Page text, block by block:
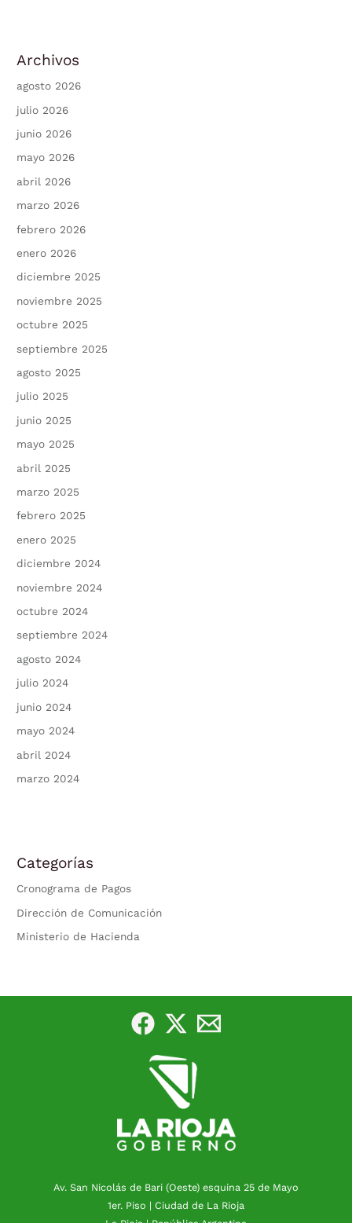
Archivos
agosto 2026
julio 2026
junio 2026
mayo 2026
abril 2026
marzo 2026
febrero 2026
enero 2026
diciembre 2025
noviembre 2025
octubre 2025
septiembre 2025
agosto 2025
julio 2025
junio 2025
mayo 2025
abril 2025
marzo 2025
febrero 2025
enero 2025
diciembre 2024
noviembre 2024
octubre 2024
septiembre 2024
agosto 2024
julio 2024
junio 2024
mayo 2024
abril 2024
marzo 2024
Categorías
Cronograma de Pagos
Dirección de Comunicación
Ministerio de Hacienda
Av. San Nicolás de Bari (Oeste) esquina 25 de Mayo
1er. Piso | Ciudad de La Rioja